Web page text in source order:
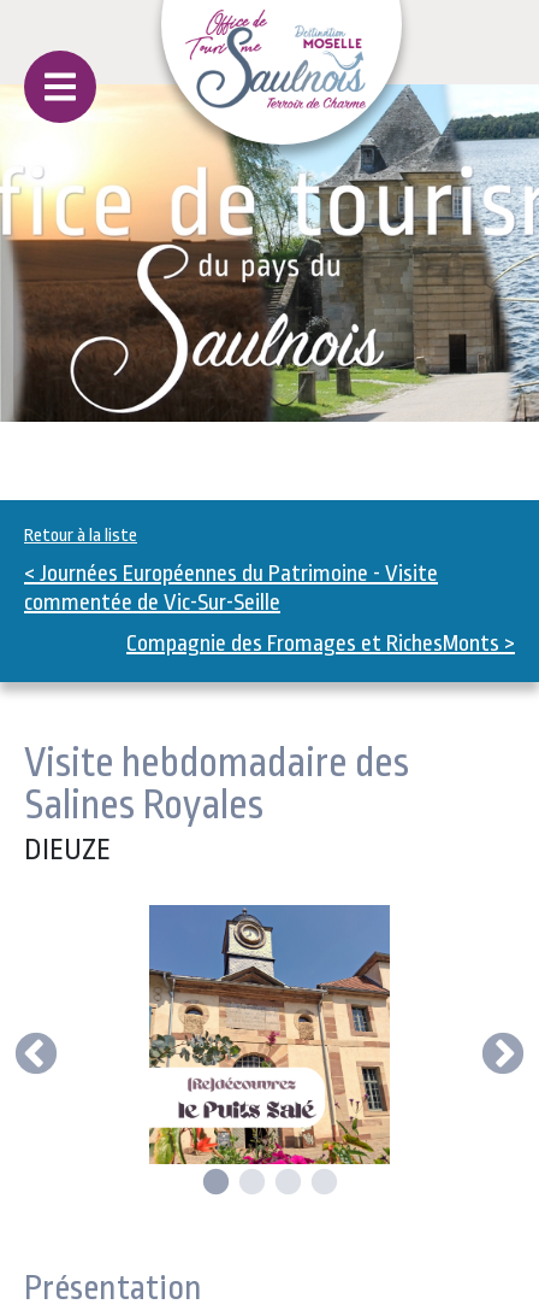
Retour à la liste
< Journées Européennes du Patrimoine - Visite
commentée de Vic-Sur-Seille
Compagnie des Fromages et RichesMonts >
Visite hebdomadaire des
Salines Royales
DIEUZE
Présentation